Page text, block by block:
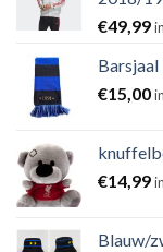
€49,99
Barsjaal
€15,00
€14,99
Blauw/